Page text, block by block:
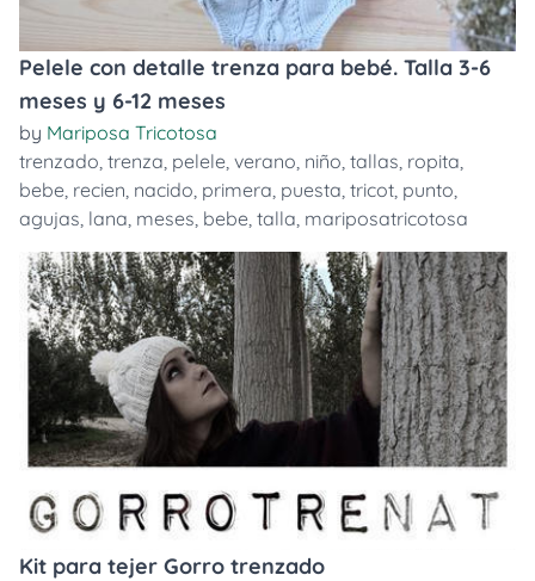
Pelele con detalle trenza para bebé. Talla 3-6
meses y 6-12 meses
by Mariposa Tricotosa
trenzado, trenza, pelele, verano, niño, tallas, ropita,
bebe, recien, nacido, primera, puesta, tricot, punto,
agujas, lana, meses, bebe, talla, mariposatricotosa
Kit para tejer Gorro trenzado